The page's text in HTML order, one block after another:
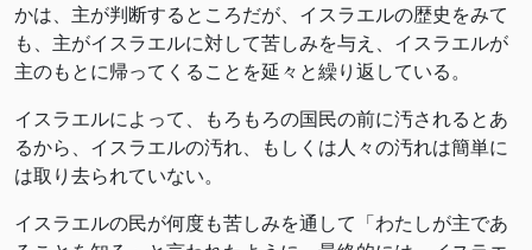
かは、主が判断するところだが、イスラエルの歴史をみて
も、主がイスラエルに対して苦しみを与え、イスラエルが
主のもとに帰ってくることを延々と繰り返している。
イスラエルによって、もろもろの国民の前に汚されるとあ
るから、イスラエルの汚れ、もしくは人々の汚れは簡単に
は取り去られていない。
イスラエルの民が何度も苦しみを通して「わたしが主であ